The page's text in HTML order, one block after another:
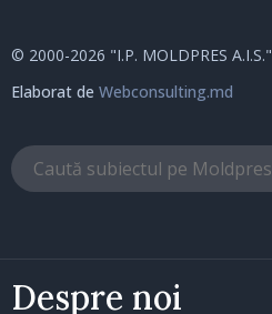
Despre noi
© 2000-2026 "I.P. MOLDPRES A.I.S."
Elaborat de Webconsulting.md